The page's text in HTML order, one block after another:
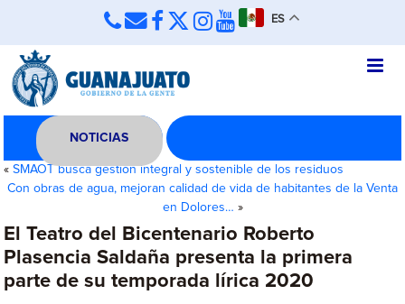
ES
NOTICIAS
«SMAOT busca gestión integral y sostenible de los residuos
Con obras de agua, mejoran calidad de vida de habitantes de la Venta
en Dolores… »
El Teatro del Bicentenario Roberto
Plasencia Saldaña presenta la primera
parte de su temporada lírica 2020